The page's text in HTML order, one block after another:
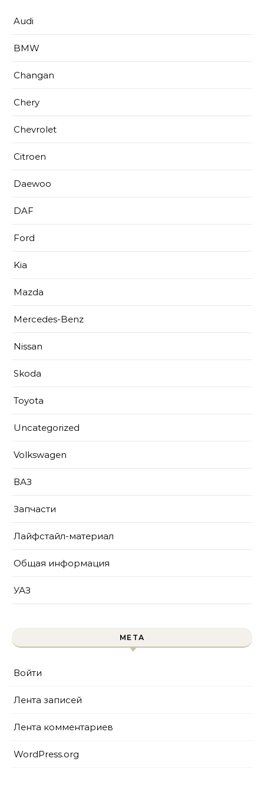
Audi
BMW
Changan
Chery
Chevrolet
Citroen
Daewoo
DAF
Ford
Kia
Mazda
Mercedes-Benz
Nissan
Skoda
Toyota
Uncategorized
Volkswagen
ВАЗ
Запчасти
Лайфстайл-материал
Общая информация
УАЗ
МЕТА
Войти
Лента записей
Лента комментариев
WordPress.org